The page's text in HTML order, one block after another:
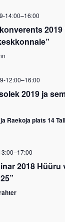
14:00–16:00
12:00–16:00
2019 ja
Raekoja plats 14
–17:00
2018 Hüüru